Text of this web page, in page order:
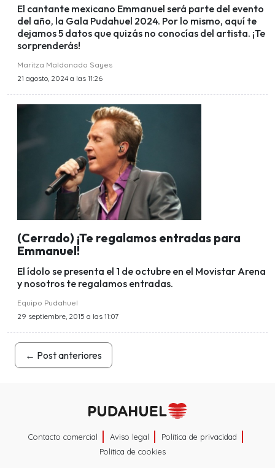
El cantante mexicano Emmanuel será parte del evento
del año, la Gala Pudahuel 2024. Por lo mismo, aquí te
dejamos 5 datos que quizás no conocías del artista. ¡Te
sorprenderás!
Maritza Maldonado Sayes
21 agosto, 2024 a las 11:26
(Cerrado) ¡Te regalamos entradas para
Emmanuel!
El ídolo se presenta el 1 de octubre en el Movistar Arena
y nosotros te regalamos entradas.
Equipo Pudahuel
29 septiembre, 2015 a las 11:07
← Post anteriores
Contacto comercial Aviso legal
Política de privacidad
Política de cookies